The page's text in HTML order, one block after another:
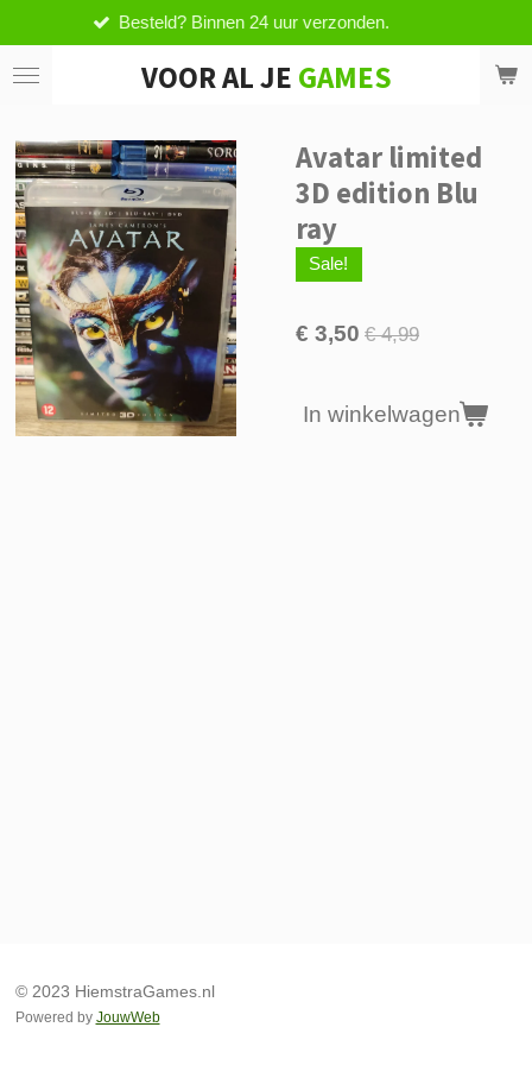
direct
naar
VOOR AL JE GAMES
Binnen 24 uur verzonden.
Avatar limited
3D edition Blu
ray
Sale!
€ 3,50 € 4,99
In winkelwagen
© 2023 HiemstraGames.nl
Powered by JouwWeb